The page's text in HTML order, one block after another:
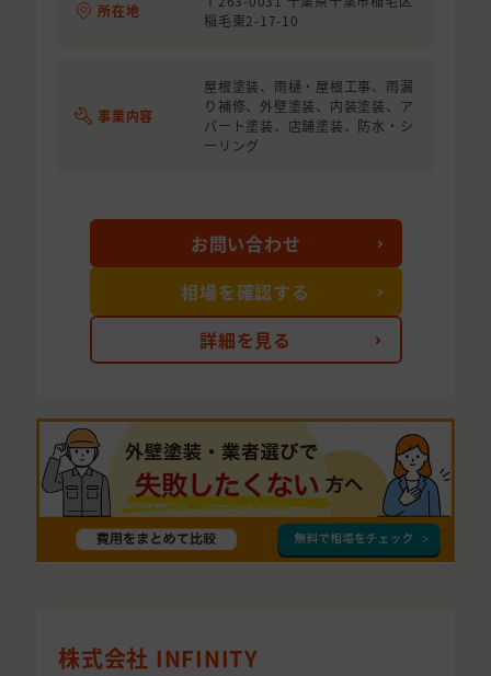
所在地
稲毛東2-17-10
事業内容
屋根塗装、雨樋・屋根工事、雨漏
り補修、外壁塗装、内装塗装、ア
パート塗装、店舗塗装、防水・シ
ーリング
詳細を見る
お問い合わせ
相場を確認する
株式会社 INFINITY